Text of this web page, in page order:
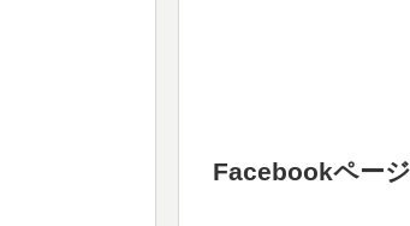
Facebookページ